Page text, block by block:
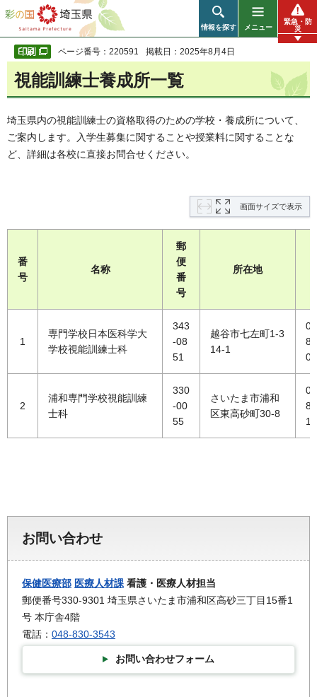
彩の国 埼玉県
情報を探す メニュー
緊急・防
災
ページ番号：220591 掲載日：2025年8月4日
視能訓練士養成所一覧
埼玉県内の視能訓練士の資格取得のための学校・養成所について、
ご案内します。入学生募集に関することや授業料に関することな
ど、詳細は各校に直接お問合せください。
画面サイズで表示
番
号
名称
郵
便
番
号
所在地
1
専門学校日本医科学大
学校視能訓練士科
343
-08
51
越谷市七左町1-3
14-1
01
2
浦和専門学校視能訓練
士科
330
-00
55
さいたま市浦和
区東高砂町30-8
11
お問い合わせ
保健医療部 医療人材課 看護・医療人材担当
郵便番号330-9301 埼玉県さいたま市浦和区高砂三丁目15番1
号 本庁舎4階
電話： 048-830-3543
お問い合わせフォーム